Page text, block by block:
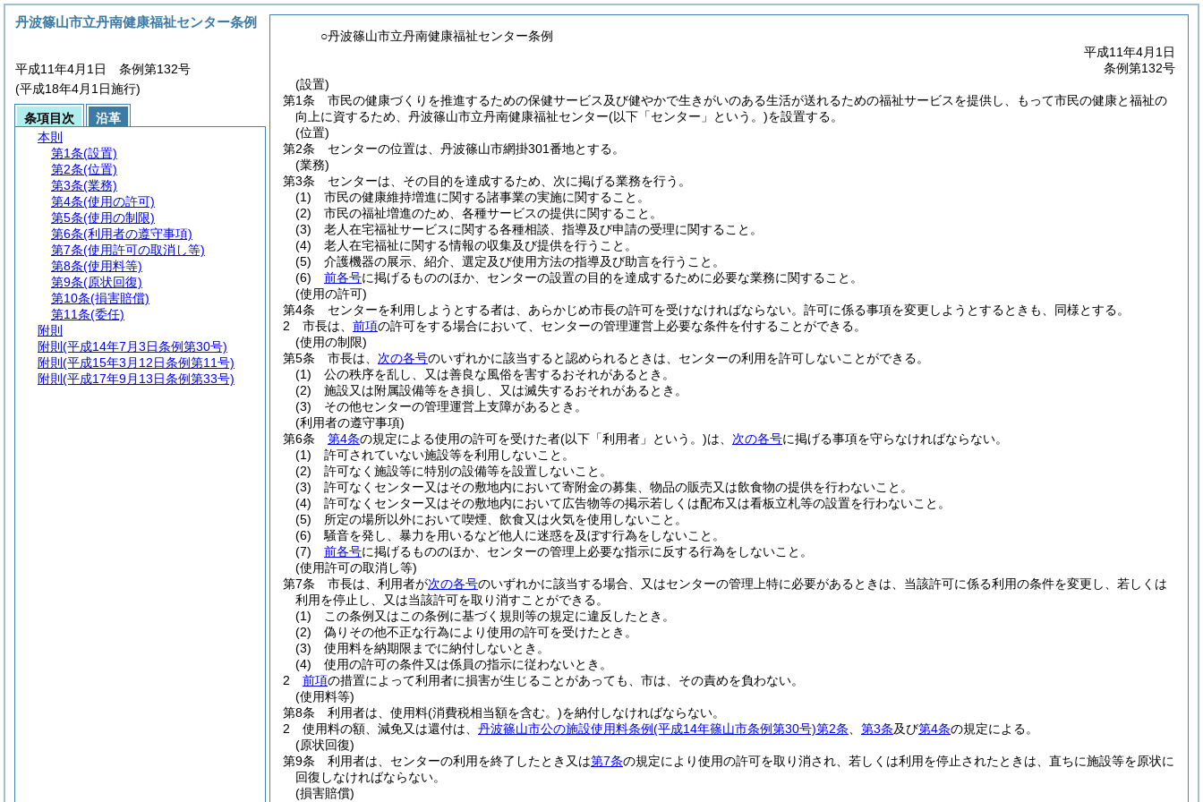
○丹波篠山市立丹南健康福祉センター条例
平成11年4月1日
条例第132号
(設置)
第1条
市民の健康づくりを推進するための保健サービス及び健やかで生きがいのある生活が送れるための福祉サービスを提供し、もって市民の健康と福祉の
向上に資するため、丹波篠山市立丹南健康福祉センター(以下「センター」という。)を設置する。
(位置)
第2条
センターの位置は、丹波篠山市網掛301番地とする。
(業務)
第3条
センターは、その目的を達成するため、次に掲げる業務を行う。
(1)
市民の健康維持増進に関する諸事業の実施に関すること。
(2)
市民の福祉増進のため、各種サービスの提供に関すること。
(3)
老人在宅福祉サービスに関する各種相談、指導及び申請の受理に関すること。
(4)
老人在宅福祉に関する情報の収集及び提供を行うこと。
(5)
介護機器の展示、紹介、選定及び使用方法の指導及び助言を行うこと。
(6)
前各号に掲げるもののほか、センターの設置の目的を達成するために必要な業務に関すること。
(使用の許可)
第4条
センターを利用しようとする者は、あらかじめ市長の許可を受けなければならない。 許可に係る事項を変更しようとするときも、同様とする。
2
市長は、 前項の許可をする場合において、センターの管理運営上必要な条件を付することができる。
(使用の制限)
第5条
市長は、 次の各号のいずれかに該当すると認められるときは、センターの利用を許可しないことができる。
(1)
公の秩序を乱し、又は善良な風俗を害するおそれがあるとき。
(2)
施設又は附属設備等をき損し、又は滅失するおそれがあるとき。
(3)
その他センターの管理運営上支障があるとき。
(利用者の遵守事項)
第6条
第4条の規定による使用の許可を受けた者(以下「利用者」という。)は、 次の各号に掲げる事項を守らなければならない。
(1)
許可されていない施設等を利用しないこと。
(2)
許可なく施設等に特別の設備等を設置しないこと。
(3)
許可なくセンター又はその敷地内において寄附金の募集、物品の販売又は飲食物の提供を行わないこと。
(4)
許可なくセンター又はその敷地内において広告物等の掲示若しくは配布又は看板立札等の設置を行わないこと。
(5)
所定の場所以外において喫煙、飲食又は火気を使用しないこと。
(6)
騒音を発し、暴力を用いるなど他人に迷惑を及ぼす行為をしないこと。
(7)
前各号に掲げるもののほか、センターの管理上必要な指示に反する行為をしないこと。
(使用許可の取消し等)
第7条
市長は、利用者が次の各号のいずれかに該当する場合、又はセンターの管理上特に必要があるときは、当該許可に係る利用の条件を変更し、若しくは
利用を停止し、又は当該許可を取り消すことができる。
(1)
この条例又はこの条例に基づく規則等の規定に違反したとき。
(2)
偽りその他不正な行為により使用の許可を受けたとき。
(3)
使用料を納期限までに納付しないとき。
(4)
使用の許可の条件又は係員の指示に従わないとき。
2
前項の措置によって利用者に損害が生じることがあっても、市は、その責めを負わない。
(使用料等)
第8条
利用者は、使用料(消費税相当額を含む。)を納付しなければならない。
2
使用料の額、減免又は還付は、 丹波篠山市公の施設使用料条例(平成14年篠山市条例第30号)第2条 第3条及び第4条の規定による。
(原状回復)
第9条
利用者は、センターの利用を終了したとき又は第7条の規定により使用の許可を取り消され、若しくは利用を停止されたときは、直ちに施設等を原状に
回復しなければならない。
(損害賠償)
丹波篠山市立丹南健康福祉センター条例
平成11年4月1日 条例第132号
(平成18年4月1日施行)
条項目次
沿革
本則
第1条(設置)
第2条(位置)
第3条(業務)
第4条(使用の許可)
第5条(使用の制限)
第6条(利用者の遵守事項)
第7条(使用許可の取消し等)
第8条(使用料等)
第9条(原状回復)
第10条(損害賠償)
第11条(委任)
附則
附則 (平成14年7月3日条例第30号)
附則 (平成15年3月12日条例第11号)
附則 (平成17年9月13日条例第33号)